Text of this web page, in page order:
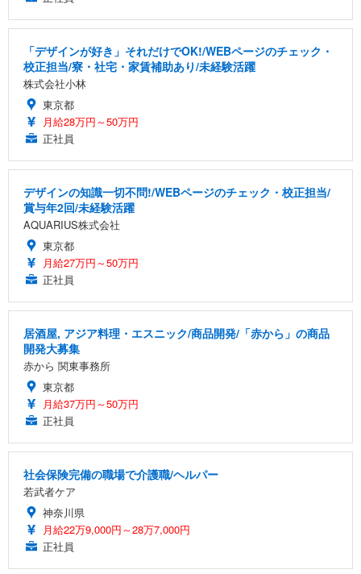
「デザインが好き」それだけでOK!/WEBページのチェック・
校正担当/寮・社宅・家賃補助あり/未経験活躍
株式会社小林
東京都
月給28万円～50万円
正社員
デザインの知識一切不問!/WEBページのチェック・校正担当/
賞与年2回/未経験活躍
AQUARIUS株式会社
東京都
月給27万円～50万円
正社員
居酒屋, アジア料理・エスニック/商品開発/「赤から」の商品
開発大募集
赤から 関東事務所
東京都
月給37万円～50万円
正社員
社会保険完備の職場で介護職/ヘルパー
若武者ケア
神奈川県
月給22万9,000円～28万7,000円
正社員